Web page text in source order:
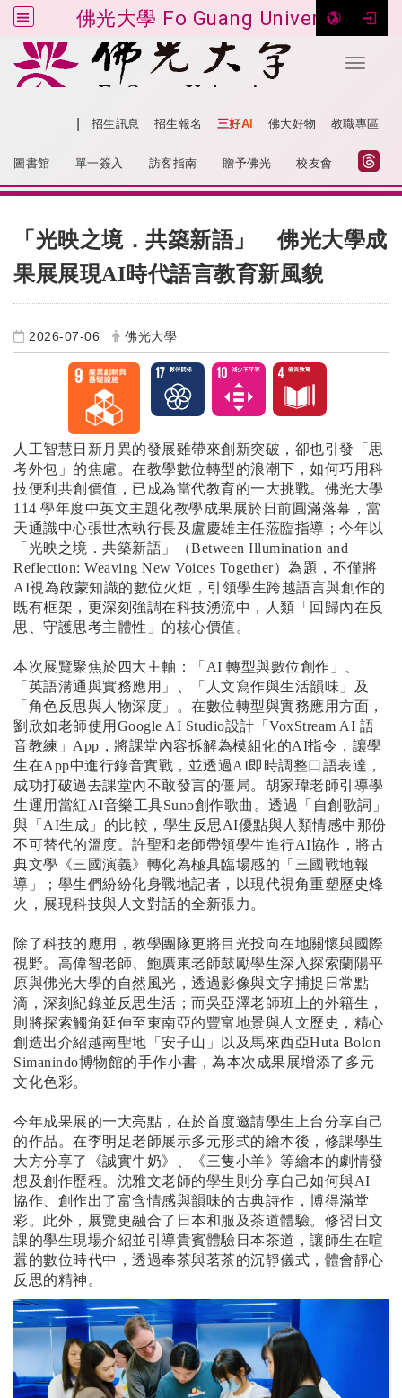
佛光大學 Fo Guang University
Toggle
跳到主要內容
招生訊息 招生報名 三好AI 佛大好物 教職專區
圖書館 單一簽入 訪客指南 贈予佛光 校友會
「光映之境．共築新語」 佛光大學成
果展展現AI時代語言教育新風貌
2026-07-06 佛光大學
人工智慧日新月異的發展雖帶來創新突破，卻也引發「思
考外包」的焦慮。在教學數位轉型的浪潮下，如何巧用科
技便利共創價值，已成為當代教育的一大挑戰。佛光大學
114 學年度中英文主題化教學成果展於日前圓滿落幕，當
天通識中心張世杰執行長及盧慶雄主任蒞臨指導；今年以
「光映之境．共築新語」（Between Illumination and
Reflection: Weaving New Voices Together）為題，不僅將
AI視為啟蒙知識的數位火炬，引領學生跨越語言與創作的
既有框架，更深刻強調在科技湧流中，人類「回歸內在反
思、守護思考主體性」的核心價值。
本次展覽聚焦於四大主軸：「AI 轉型與數位創作」、
「英語溝通與實務應用」、「人文寫作與生活韻味」及
「角色反思與人物深度」。在數位轉型與實務應用方面，
劉欣如老師使用Google AI Studio設計「VoxStream AI 語
音教練」App，將課堂內容拆解為模組化的AI指令，讓學
生在App中進行錄音實戰，並透過AI即時調整口語表達，
成功打破過去課堂內不敢發言的僵局。胡家瑋老師引導學
生運用當紅AI音樂工具Suno創作歌曲。透過「自創歌詞」
與「AI生成」的比較，學生反思AI優點與人類情感中那份
不可替代的溫度。許聖和老師帶領學生進行AI協作，將古
典文學《三國演義》轉化為極具臨場感的「三國戰地報
導」；學生們紛紛化身戰地記者，以現代視角重塑歷史烽
火，展現科技與人文對話的全新張力。
除了科技的應用，教學團隊更將目光投向在地關懷與國際
視野。高偉智老師、鮑廣東老師鼓勵學生深入探索蘭陽平
原與佛光大學的自然風光，透過影像與文字捕捉日常點
滴，深刻紀錄並反思生活；而吳亞澤老師班上的外籍生，
則將探索觸角延伸至東南亞的豐富地景與人文歷史，精心
創造出介紹越南聖地「安子山」以及馬來西亞Huta Bolon
Simanindo博物館的手作小書，為本次成果展增添了多元
文化色彩。
今年成果展的一大亮點，在於首度邀請學生上台分享自己
的作品。在李明足老師展示多元形式的繪本後， 修課學生
大方分享了《誠實牛奶》、《三隻小羊》等繪本的劇情發
想及創作歷程。沈雅文老師的學生則分享自己如何與AI
協作、創作出了富含情感與韻味的古典詩作，博得滿堂
彩。此外，展覽更融合了日本和服及茶道體驗。修習日文
課的學生現場介紹並引導貴賓體驗日本茶道，讓師生在喧
囂的數位時代中，透過奉茶與茗茶的沉靜儀式，體會靜心
反思的精神。